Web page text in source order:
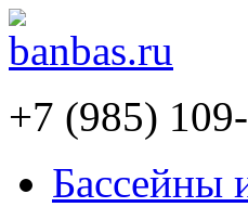
+7 (985)
Бассейны